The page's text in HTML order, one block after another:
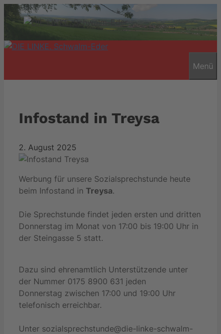
Zum
Inhalt
springen
Menü
Infostand in Treysa
2. August 2025
Werbung für unsere Sozialsprechstunde heute
beim Infostand in Treysa.
Die Sprechstunde findet jeden ersten und dritten
Donnerstag im Monat von 17:00 bis 19:00 Uhr in
der Steingasse 5 statt.
Dazu sind ehrenamtlich Unterstützende unter
der Nummer 0175 8900 631 jeden
Donnerstag zwischen 17:00 und 19:00 Uhr
telefonisch erreichbar.
Unter sozialsprechstunde@die-linke-schwalm-